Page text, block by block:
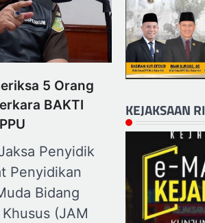
5 Orang
BAKTI
Penyidik
Penyidikan
Bidang
(JAM
KEJAKSAAN RI